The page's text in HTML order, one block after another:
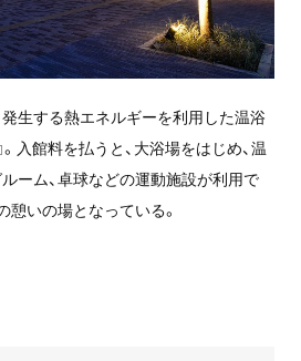
生する熱エネルギーを利用した温浴
入館料を払うと、大浴場をはじめ、温
ーム、卓球などの運動施設が利用で
憩いの場となっている。